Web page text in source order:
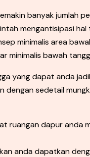
banyak
mengantisipasi
minimalis area
minimalis bawah
yang dapat anda
sedetail
ruangan dapur
anda dapatkan